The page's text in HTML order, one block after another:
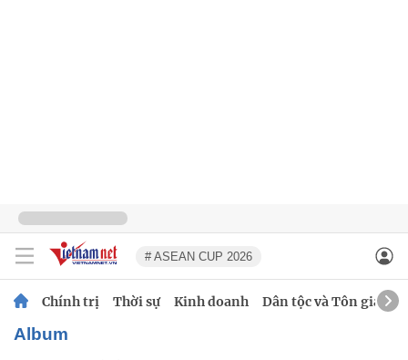
# ASEAN CUP 2026
Chính trị Thời sự Kinh doanh Dân tộc và Tôn giáo
album